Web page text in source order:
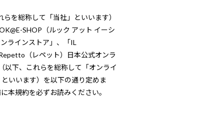
を総称して「当社」といいます）
SHOP（ルック アット イーシ
ラインストア」、「IL
（レペット）日本公式オンラ
以下、これらを総称して「オンライ
いいます）を以下の通り定めま
本規約を必ずお読みください。